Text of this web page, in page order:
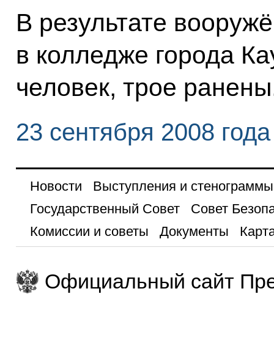
В результате
в колледже города
человек, трое
23 сентября 2008 года
Новости
Выступления и стенограммы
Государственный Совет
Совет
Комиссии и советы
Документы
Официальный сайт